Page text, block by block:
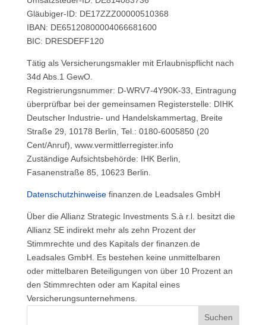
Gläubiger-ID: DE17ZZZ00000510368
IBAN: DE65120800004066681600
BIC: DRESDEFF120
Tätig als Versicherungsmakler mit Erlaubnispflicht nach
34d Abs.1 GewO.
Registrierungsnummer: D-WRV7-4Y90K-33, Eintragung
überprüfbar bei der gemeinsamen Registerstelle: DIHK
Deutscher Industrie- und Handelskammertag, Breite
Straße 29, 10178 Berlin, Tel.: 0180-6005850 (20
Cent/Anruf), www.vermittlerregister.info
Zuständige Aufsichtsbehörde: IHK Berlin,
Fasanenstraße 85, 10623 Berlin.
Datenschutzhinweisefinanzen.de Leadsales GmbH
Über die Allianz Strategic Investments S.à r.l. besitzt die
Allianz SE indirekt mehr als zehn Prozent der
Stimmrechte und des Kapitals der finanzen.de
Leadsales GmbH. Es bestehen keine unmittelbaren
oder mittelbaren Beteiligungen von über 10 Prozent an
den Stimmrechten oder am Kapital eines
Versicherungsunternehmens.